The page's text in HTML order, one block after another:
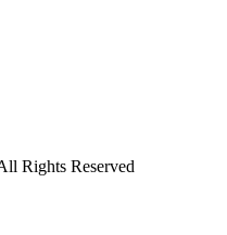
Rights Reserved